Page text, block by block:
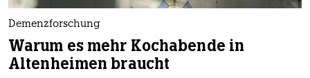
Demenzforschung
Warum es mehr Kochabende in
Altenheimen braucht